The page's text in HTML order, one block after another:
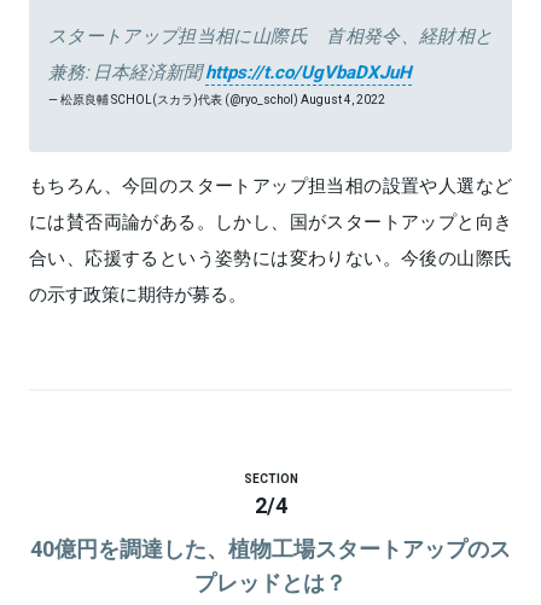
スタートアップ担当相に山際氏 首相発令、経財相と
兼務: 日本経済新聞https://t.co/UgVbaDXJuH
— 松原良輔 SCHOL(スカラ)代表 (@ryo_schol) August 4, 2022
もちろん、今回のスタートアップ担当相の設置や人選など
には賛否両論がある。しかし、国がスタートアップと向き
合い、応援するという姿勢には変わりない。今後の山際氏
の示す政策に期待が募る。
SECTION
2/4
40億円を調達した、植物工場スタートアップのス
プレッドとは？